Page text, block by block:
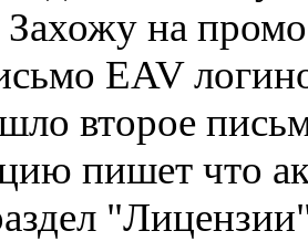
на
EAV
второе
пишет что